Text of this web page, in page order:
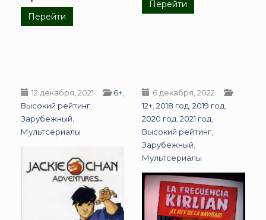
Перейти
Перейти
12 декабря, 2021 6+
Высокий рейтинг
Зарубежный
Мультсериалы
6 декабря, 2022
12+ 2018 год 2019 год
2020 год 2021 год
Высокий рейтинг
Зарубежный
Мультсериалы